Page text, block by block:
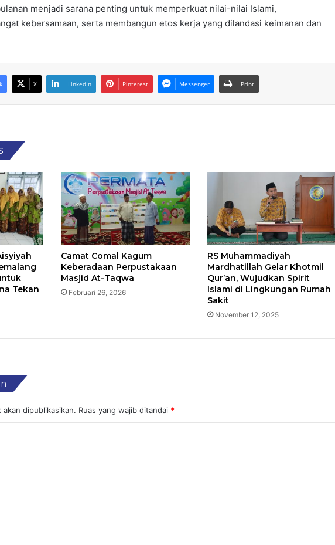
menjadi sarana penting untuk memperkuat nilai-nilai Islami,
kebersamaan, serta membangun etos kerja yang dilandasi keimanan dan
X LinkedIn Pinterest Messenger Print
Tekan
Camat Comal Kagum
Keberadaan Perpustakaan
Masjid At-Taqwa
Februari 26, 2026
RS Muhammadiyah
Mardhatillah Gelar Khotmil
Qur’an, Wujudkan Spirit
Islami di Lingkungan Rumah
Sakit
November 12, 2025
akan dipublikasikan. Ruas yang wajib ditandai *